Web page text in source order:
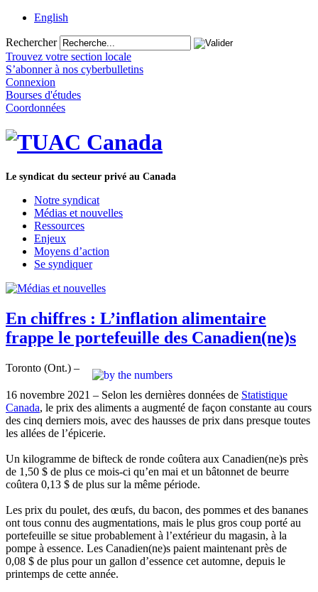
English
Rechercher
Trouvez votre section locale
S’abonner à nos cyberbulletins
Connexion
Bourses d'études
Coordonnées
Le syndicat du secteur privé au Canada
Notre syndicat
Médias et nouvelles
Ressources
Enjeux
Moyens d’action
Se syndiquer
En chiffres : L’inflation alimentaire
frappe le portefeuille des Canadien(ne)s
Toronto (Ont.) –
16 novembre 2021 – Selon les dernières données de Statistique
Canada, le prix des aliments a augmenté de façon constante au cours
des cinq derniers mois, avec des hausses de prix dans presque toutes
les allées de l’épicerie.
Un kilogramme de bifteck de ronde coûtera aux Canadien(ne)s près
de 1,50 $ de plus ce mois-ci qu’en mai et un bâtonnet de beurre
coûtera 0,13 $ de plus sur la même période.
Les prix du poulet, des œufs, du bacon, des pommes et des bananes
ont tous connu des augmentations, mais le plus gros coup porté au
portefeuille se situe probablement à l’extérieur du magasin, à la
pompe à essence. Les Canadien(ne)s paient maintenant près de
0,08 $ de plus pour un gallon d’essence cet automne, depuis le
printemps de cette année.